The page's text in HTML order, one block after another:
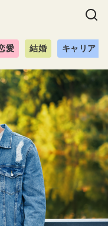
愛 結婚 キャリア